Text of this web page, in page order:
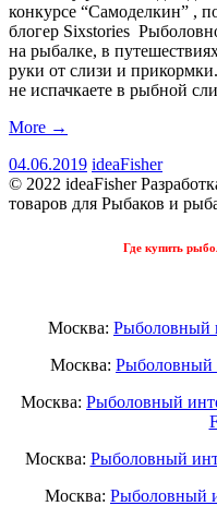
конкурсе “Самоделкин” ,
блогер Sixstories
на рыбалке, в
руки от слизи и
не испачкаете в рыбной
More →
04.06.2019 ideaFisher
© 2022 ideaFisher
товаров для Рыбаков и
Где купить
Москва: Рыболовный
Москва: Рыболовный
Москва: Рыболовный
Москва: Рыболовный
Москва: Рыболовный